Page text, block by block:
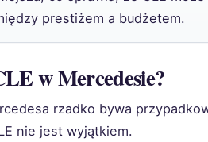
prestiżem a budżetem.
w Mercedesie?
rzadko bywa
nie jest wyjątkiem.